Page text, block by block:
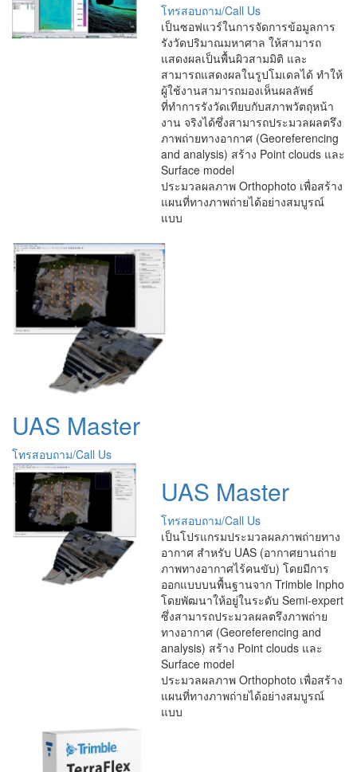
โทรสอบถาม/Call Us
เป็นซอฟแวร์ในการจัดการข้อมูลการ
รังวัดปริมาณมหาศาล ให้สามารถ
แสดงผลเป็นพื้นผิวสามมิติ และ
สามารถแสดงผลในรูปโมเดลได้ ทำให้
ผู้ใช้งานสามารถมองเห็นผลลัพธ์
ที่ทำการรังวัดเทียบกับสภาพวัตถุหน้า
งาน จริงได้ซึ่งสามารถประมวลผลตรึง
ภาพถ่ายทางอากาศ (Georeferencing
and analysis) สร้าง Point clouds และ
Surface model
ประมวลผลภาพ Orthophoto เพื่อสร้าง
แผนที่ทางภาพถ่ายได้อย่างสมบูรณ์
แบบ
UAS Master
โทรสอบถาม/Call Us
UAS Master
โทรสอบถาม/Call Us
เป็นโปรแกรมประมวลผลภาพถ่ายทาง
อากาศ สำหรับ UAS (อากาศยานถ่าย
ภาพทางอากาศไร้คนขับ) โดยมีการ
ออกแบบบนพื้นฐานจาก Trimble Inpho
โดยพัฒนาให้อยู่ในระดับ Semi-expert
ซึ่งสามารถประมวลผลตรึงภาพถ่าย
ทางอากาศ (Georeferencing and
analysis) สร้าง Point clouds และ
Surface model
ประมวลผลภาพ Orthophoto เพื่อสร้าง
แผนที่ทางภาพถ่ายได้อย่างสมบูรณ์
แบบ